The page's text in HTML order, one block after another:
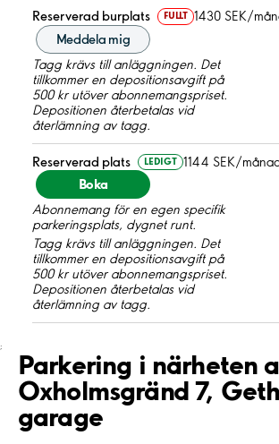
Reserverad burplats FULLT 1430 SEK/
Meddela mig
Tagg krävs till anläggningen. Det
tillkommer en depositionsavgift på
500 kr utöver abonnemangspriset.
Depositionen återbetalas vid
återlämning av tagg.
Reserverad plats LEDIGT 1144 SEK/
Boka
Abonnemang för en egen specifik
parkeringsplats, dygnet runt.
Tagg krävs till anläggningen. Det
tillkommer en depositionsavgift på
500 kr utöver abonnemangspriset.
Depositionen återbetalas vid
återlämning av tagg.
;
Parkering i närheten
Oxholmsgränd 7,
garage